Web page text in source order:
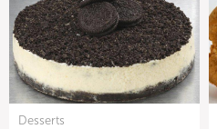
Desserts